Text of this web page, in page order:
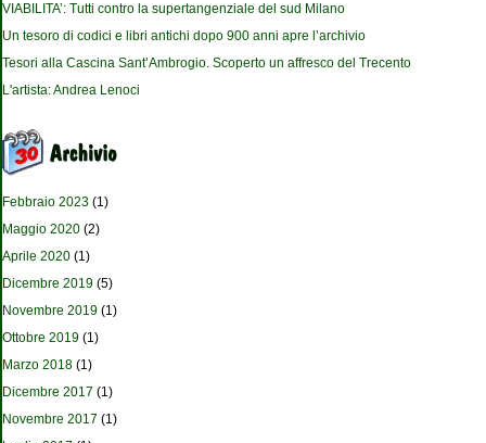
VIABILITA’: Tutti contro la supertangenziale del sud Milano
Un tesoro di codici e libri antichi dopo 900 anni apre l’archivio
Tesori alla Cascina Sant’Ambrogio. Scoperto un affresco del Trecento
L'artista: Andrea Lenoci
Febbraio 2023 (1)
Maggio 2020 (2)
Aprile 2020 (1)
Dicembre 2019 (5)
Novembre 2019 (1)
Ottobre 2019 (1)
Marzo 2018 (1)
Dicembre 2017 (1)
Novembre 2017 (1)